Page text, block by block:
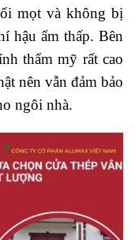
mọt và không bị
hậu ẩm thấp. Bên
thẩm mỹ rất cao
nên vẫn đảm bảo
ngôi nhà.